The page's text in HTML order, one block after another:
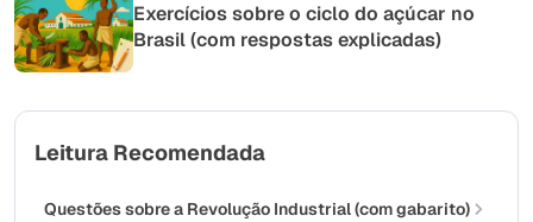
Exercícios sobre o ciclo do açúcar no
Brasil (com respostas explicadas)
Leitura Recomendada
Questões sobre a Revolução Industrial (com gabarito)